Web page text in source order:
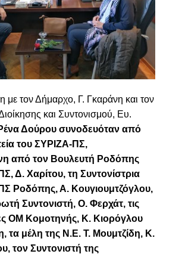
με τον Δήμαρχο, Γ. Γκαράνη και τον
και Συντονισμού, Ευ.
Δούρου συνοδευόταν από
του ΣΥΡΙΖΑ-ΠΣ,
από τον Βουλευτή Ροδόπης
Δ. Χαρίτου, τη Συντονίστρια
Ροδόπης, Α. Κουγιουμτζόγλου,
Συντονιστή, Ο. Φερχάτ, τις
ΟΜ Κομοτηνής, Κ. Κιορόγλου
τα μέλη της Ν.Ε. Τ. Μουμτζίδη, Κ.
τον Συντονιστή της